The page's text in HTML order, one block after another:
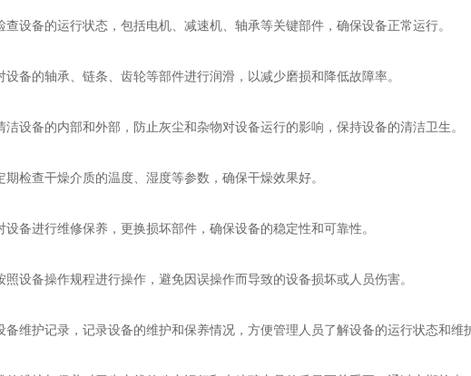
备的运行状态，包括电机、减速机、轴承等关键部件，确保设备正常运行。
的轴承、链条、齿轮等部件进行润滑，以减少磨损和降低故障率。
备的内部和外部，防止灰尘和杂物对设备运行的影响，保持设备的清洁卫生。
查干燥介质的温度、湿度等参数，确保干燥效果好。
进行维修保养，更换损坏部件，确保设备的稳定性和可靠性。
备操作规程进行操作，避免因误操作而导致的设备损坏或人员伤害。
护记录，记录设备的维护和保养情况，方便管理人员了解设备的运行状态和维